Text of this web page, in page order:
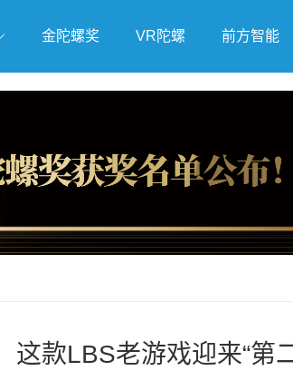
独立游戏 云游戏
金陀螺奖 VR陀螺 前方智能
款LBS老游戏迎来“第